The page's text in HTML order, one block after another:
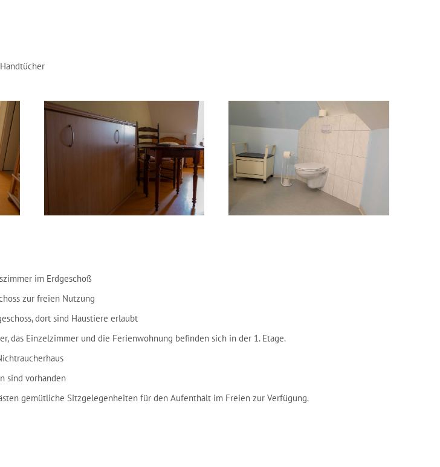
im Erdgeschoß
zur freien Nutzung
dort sind Haustiere erlaubt
das Einzelzimmer und die Ferienwohnung befinden sich in der 1. Etage.
sind vorhanden
gemütliche Sitzgelegenheiten für den Aufenthalt im Freien zur Verfügung.